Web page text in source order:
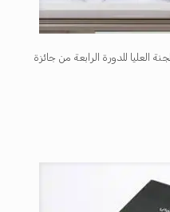
العليا للدورة الرابعة من جائزة